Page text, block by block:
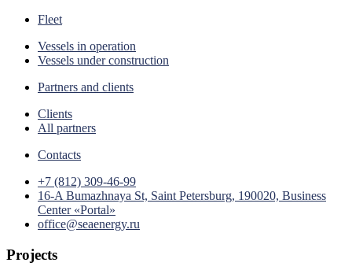
Fleet
Vessels in operation
Vessels under construction
Partners and clients
Clients
All partners
Contacts
+7 (812) 309-46-99
16-A Bumazhnaya St, Saint Petersburg, 190020, Business
Center «Portal»
office@seaenergy.ru
Projects